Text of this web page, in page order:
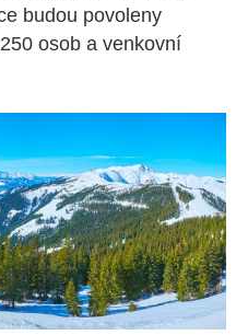
budou povoleny
osob a venkovní